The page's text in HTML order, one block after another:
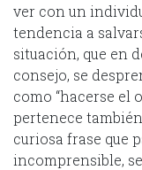
ver con un
tendencia a
situación, que en
consejo, se
como “hacerse el
pertenece
curiosa frase que
incomprensible,